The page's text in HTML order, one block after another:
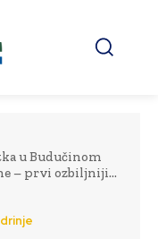
u Budučinom
– prvi ozbiljniji...